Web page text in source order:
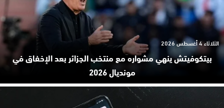
بيتكوفيتش ينهي مشواره مع منتخب الجزائر بعد الإخفاق في
مونديال 2026
الثلاثاء 4 أغسطس 2026